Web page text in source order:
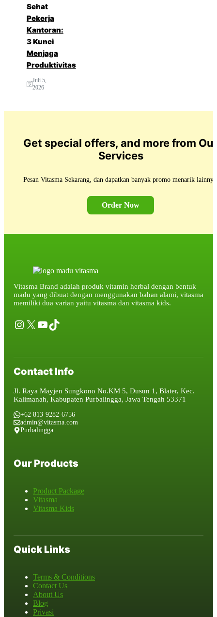
Sehat
Pekerja
Kantoran:
3 Kunci
Menjaga
Produktivitas
Juli 5,
2026
Get special offers, and more from
Services
Pesan Vitasma Sekarang, dan dapatkan banyak promo menarik
Order Now
Vitasma Brand adalah produk vitamin herbal dengan bentuk
madu yang dibuat dengan menggunakan bahan alami, vitasma
memiliki dua varian yaitu vitasma dan vitasma kids.
Instagram
X YouTube
TikTok
Contact Info
Jl. Raya Mayjen Sungkono No.KM 5, Dusun 1, Blater, Kec.
Kalimanah, Kabupaten Purbalingga, Jawa Tengah 53371
+62 813-9282-6756
admin@vitasma.com
Purbalingga
Our Products
Product Package
Vitasma
Vitasma Kids
Quick Links
Terms & Conditions
Contact Us
About Us
Blog
Privasi